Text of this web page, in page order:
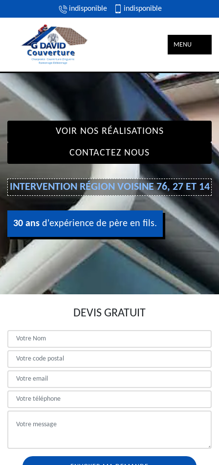
indisponible indisponible
MENU
VOIR NOS RÉALISATIONS
CONTACTEZ NOUS
INTERVENTION RÉGION VOISINE 76, 27 ET 14
30 ans d'expérience de père en fils.
DEVIS GRATUIT